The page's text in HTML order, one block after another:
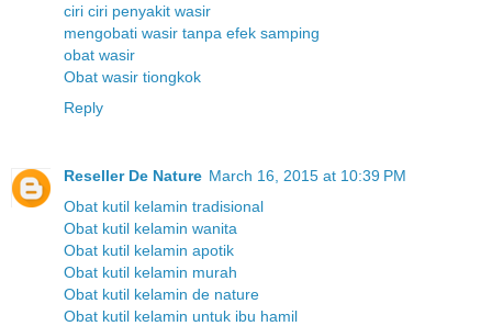
ciri ciri penyakit wasir
mengobati wasir tanpa efek samping
obat wasir
Obat wasir tiongkok
Reply
Reseller De Nature March 16, 2015 at 10:39 PM
Obat kutil kelamin tradisional
Obat kutil kelamin wanita
Obat kutil kelamin apotik
Obat kutil kelamin murah
Obat kutil kelamin de nature
Obat kutil kelamin untuk ibu hamil